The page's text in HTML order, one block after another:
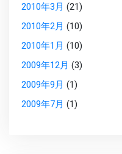
2010年3月 (21)
2010年2月 (10)
2010年1月 (10)
2009年12月 (3)
2009年9月 (1)
2009年7月 (1)